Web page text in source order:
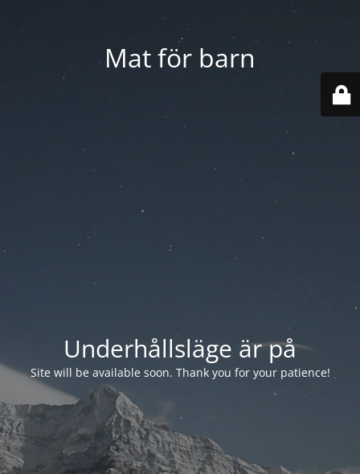
Mat för barn
Underhållsläge är på
Site will be available soon. Thank you for your patience!